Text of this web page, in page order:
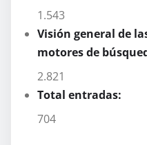
1.543
Visión general de
motores de
2.821
Total entradas:
704